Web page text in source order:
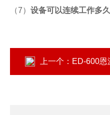
（7） 设备可以连续工作多久
上一个： ED-600